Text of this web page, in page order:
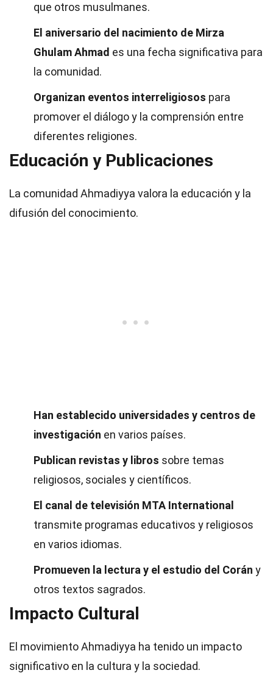
que otros musulmanes.
El aniversario del nacimiento de Mirza
Ghulam Ahmad es una fecha significativa para
la comunidad.
Organizan eventos interreligiosos para
promover el diálogo y la comprensión entre
diferentes religiones.
Educación y Publicaciones
La comunidad Ahmadiyya valora la educación y la
difusión del conocimiento.
Han establecido universidades y centros de
investigación en varios países.
Publican revistas y libros sobre temas
religiosos, sociales y científicos.
El canal de televisión MTA International
transmite programas educativos y religiosos
en varios idiomas.
Promueven la lectura y el estudio del Corán y
otros textos sagrados.
Impacto Cultural
El movimiento Ahmadiyya ha tenido un impacto
significativo en la cultura y la sociedad.